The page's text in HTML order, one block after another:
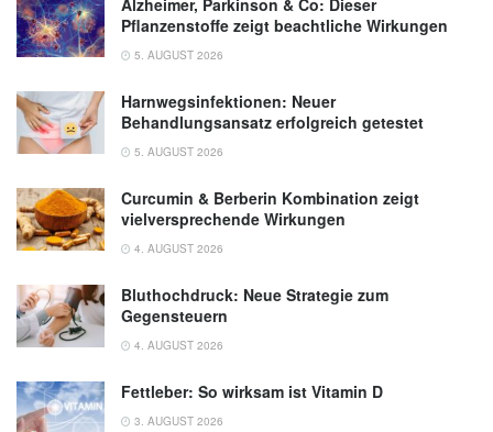
Alzheimer, Parkinson & Co: Dieser
Pflanzenstoffe zeigt beachtliche Wirkungen
5. AUGUST 2026
Harnwegsinfektionen: Neuer
Behandlungsansatz erfolgreich getestet
5. AUGUST 2026
Curcumin & Berberin Kombination zeigt
vielversprechende Wirkungen
4. AUGUST 2026
Bluthochdruck: Neue Strategie zum
Gegensteuern
4. AUGUST 2026
Fettleber: So wirksam ist Vitamin D
3. AUGUST 2026